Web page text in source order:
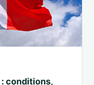
conditions,